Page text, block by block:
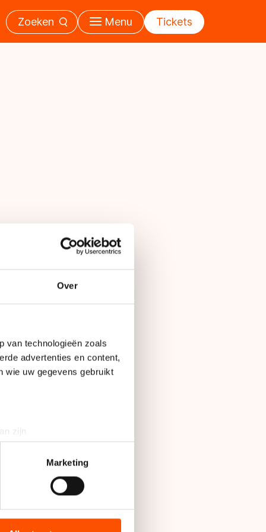
Over
van technologieën zoals
advertenties en content,
wie uw gegevens gebruikt
zijn
detailgedeeltein. U kunt uw
advertenties en
Marketing
Zoeken Menu Tickets
23 september 2016
en plaats een
Niet getreurd!
de website!
Bokko en Sven